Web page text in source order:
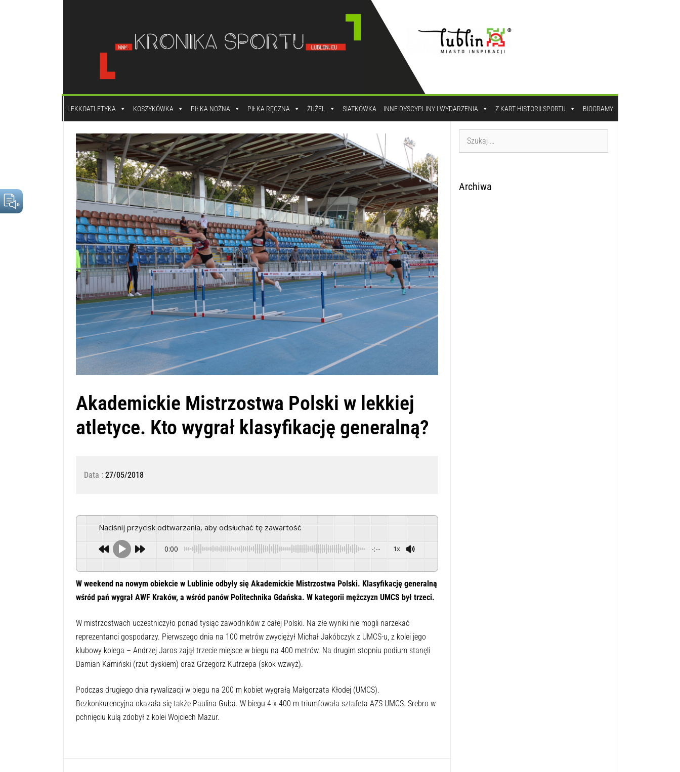
LEKKOATLETYKA KOSZYKÓWKA PIŁKA NOŻNA PIŁKA RĘCZNA ŻUŻEL SIATKÓWKA INNE DYSCYPLINY I WYDARZENIA Z KART HISTORII SPORTU BIOGRAMY
Akademickie Mistrzostwa Polski w lekkiej
atletyce. Kto wygrał klasyfikację generalną?
Data : 27/05/2018
Naciśnij przycisk odtwarzania, aby odsłuchać tę zawartość
0:00 -:-- 1x
W weekend na nowym obiekcie w Lublinie odbyły się Akademickie Mistrzostwa Polski. Klasyfikację generalną
wśród pań wygrał AWF Kraków, a wśród panów Politechnika Gdańska. W kategorii mężczyzn UMCS był trzeci.
W mistrzostwach uczestniczyło ponad tysiąc zawodników z całej Polski. Na złe wyniki nie mogli narzekać
reprezentanci gospodarzy. Pierwszego dnia na 100 metrów zwyciężył Michał Jakóbczyk z UMCS-u, z kolei jego
klubowy kolega – Andrzej Jaros zajął trzecie miejsce w biegu na 400 metrów. Na drugim stopniu podium stanęli
Damian Kamiński (rzut dyskiem) oraz Grzegorz Kutrzepa (skok wzwyż).
Podczas drugiego dnia rywalizacji w biegu na 200 m kobiet wygrałą Małgorzata Kłodej (UMCS).
Bezkonkurencyjna okazała się także Paulina Guba. W biegu 4 x 400 m triumfowała sztafeta AZS UMCS. Srebro w
pchnięciu kulą zdobył z kolei Wojciech Mazur.
Archiwa